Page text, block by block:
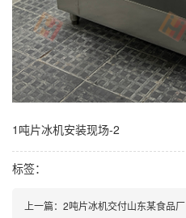
1吨片冰机安装现场-2
标签：
上一篇：2吨片冰机交付山东某食品厂